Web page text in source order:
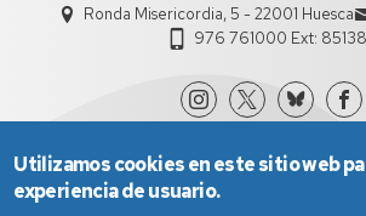
Ronda Misericordia, 5 - 22001 Huesca
976 761000 Ext:
Utilizamos cookies en este sitio web
experiencia de usuario.